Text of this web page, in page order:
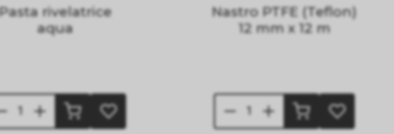
rivelatrice
aqua
Nastro PTFE (Teflon)
12 mm x 12 m